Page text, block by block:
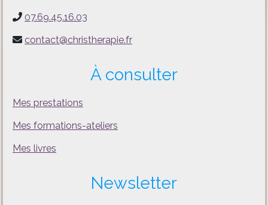
07.69.45.16.03
contact@christherapie.fr
À consulter
Mes prestations
Mes formations-ateliers
Mes livres
Newsletter